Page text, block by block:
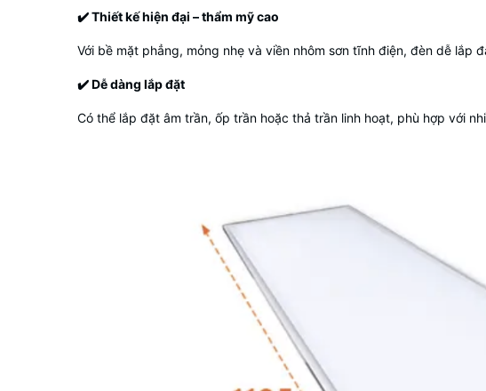
✔️Thiết kế hiện đại – thẩm mỹ cao
Với bề mặt phẳng, mỏng nhẹ và viền nhôm sơn tĩnh điện, đèn dễ lắp
✔️Dễ dàng lắp đặt
Có thể lắp đặt âm trần, ốp trần hoặc thả trần linh hoạt, phù hợp với